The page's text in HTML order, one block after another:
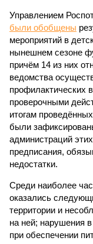
Управлением
были обобщены
мероприятий в
нынешнем сезоне
причём 14 из них
ведомства
профилактических
проверочными
итогам
были
администраций
предписания,
недостатки.
Среди наиболее
оказались
территории и
на ней; нарушения
при обеспечении